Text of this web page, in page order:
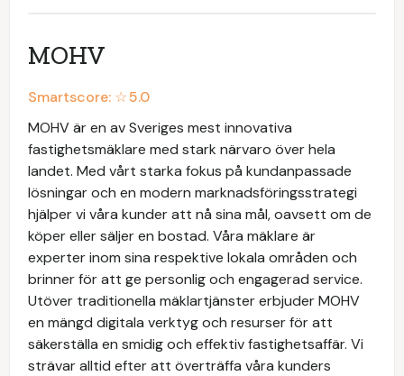
MOHV
Smartscore: ☆5.0
MOHV är en av Sveriges mest innovativa
fastighetsmäklare med stark närvaro över hela
landet. Med vårt starka fokus på kundanpassade
lösningar och en modern marknadsföringsstrategi
hjälper vi våra kunder att nå sina mål, oavsett om de
köper eller säljer en bostad. Våra mäklare är
experter inom sina respektive lokala områden och
brinner för att ge personlig och engagerad service.
Utöver traditionella mäklartjänster erbjuder MOHV
en mängd digitala verktyg och resurser för att
säkerställa en smidig och effektiv fastighetsaffär. Vi
strävar alltid efter att överträffa våra kunders